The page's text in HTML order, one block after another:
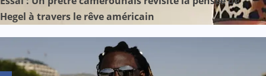
Hegel à travers le rêve américain